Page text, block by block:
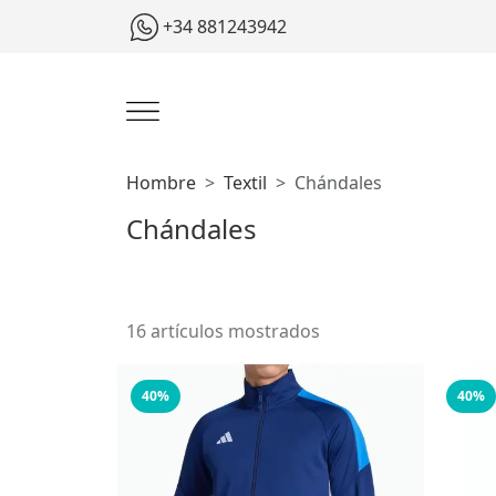
+34 881243942
Hombre Textil Chándales
Chándales
16 artículos mostrados
40% 40%